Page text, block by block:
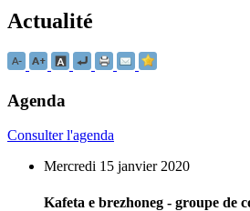
Actualité
Agenda
Consulter l'agenda
Mercredi 15 janvier 2020
Kafeta e brezhoneg - groupe de